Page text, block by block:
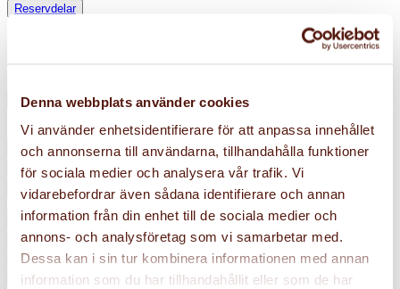
Denna webbplats använder cookies
Vi använder enhetsidentifierare för att anpassa innehållet
och annonserna till användarna, tillhandahålla funktioner
för sociala medier och analysera vår trafik. Vi
vidarebefordrar även sådana identifierare och annan
information från din enhet till de sociala medier och
annons- och analysföretag som vi samarbetar med.
Dessa kan i sin tur kombinera informationen med annan
information som du har tillhandahållit eller som de har
Reservdelar
Kategorier:
Alla Begagnat Butik Grävmaskiner Hjullastare
Kampanjer
Okategoriserad
Övrigt Redskap Reservdelar
Skopor
Släpvagnar
Utförsäljning
Filtrera:
Alla
Årsmodell
Tillverkare
Lager